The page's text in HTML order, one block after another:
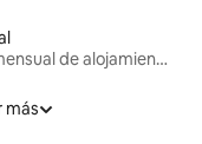
Renta mensual de alojamientos
más